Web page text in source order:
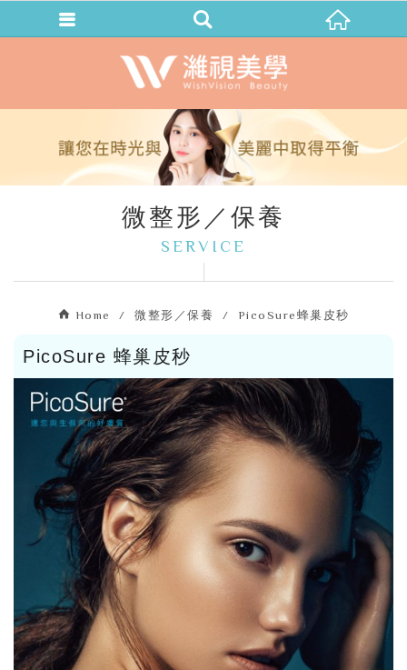
微整形／保養
SERVICE
Home 微整形／保養 PicoSure蜂巢皮秒
PicoSure 蜂巢皮秒